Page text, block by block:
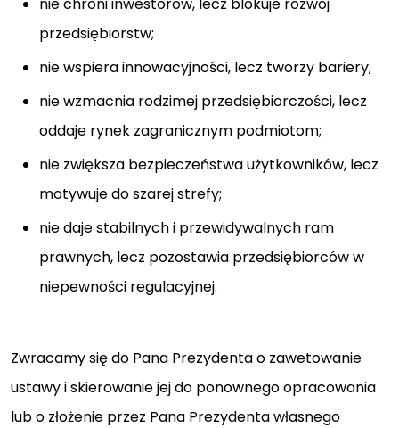
przedsiębiorstw;
nie wspiera innowacyjności, lecz tworzy bariery;
nie wzmacnia rodzimej przedsiębiorczości, lecz
oddaje rynek zagranicznym podmiotom;
nie zwiększa bezpieczeństwa użytkowników, lecz
motywuje do szarej strefy;
nie daje stabilnych i przewidywalnych ram
prawnych, lecz pozostawia przedsiębiorców w
niepewności regulacyjnej.
Zwracamy się do Pana Prezydenta o zawetowanie
ustawy i skierowanie jej do ponownego opracowania
lub o złożenie przez Pana Prezydenta własnego